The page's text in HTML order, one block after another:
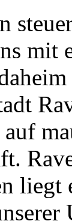
mit
liegt